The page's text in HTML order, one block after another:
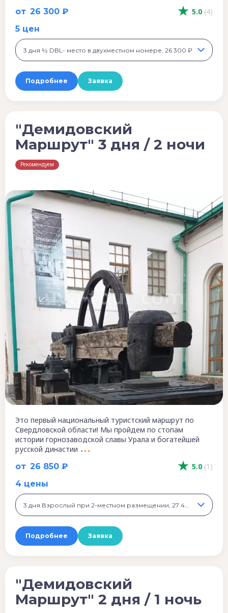
5.0 (4)
от 26 300 ₽
5 цен
3 дня ½ DBL- место в двухместном номере, 26 300 ₽
Подробнее Заявка
5.0 (1)
от 26 850 ₽
"Демидовский
Маршрут" 3 дня / 2 ночи
Рекомендуем
Это первый национальный туристский маршрут по
Свердловской области! Мы пройдем по стопам
истории горнозаводской славы Урала и богатейшей
русской династии
4 цены
3 дня Взрослый при 2-местном размещении, 27 400 ₽
Подробнее Заявка
"Демидовский
Маршрут" 2 дня / 1 ночь